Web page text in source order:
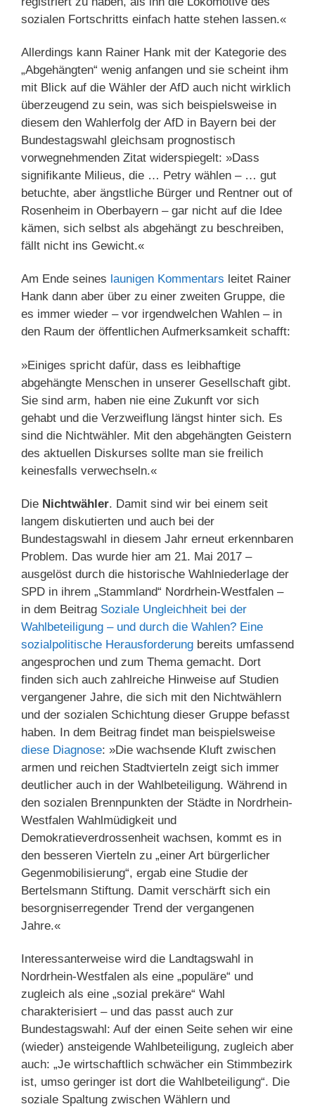
sozialen Fortschritts einfach hatte stehen lassen.«
Allerdings kann Rainer Hank mit der Kategorie des
„Abgehängten“ wenig anfangen und sie scheint ihm
mit Blick auf die Wähler der AfD auch nicht wirklich
überzeugend zu sein, was sich beispielsweise in
diesem den Wahlerfolg der AfD in Bayern bei der
Bundestagswahl gleichsam prognostisch
vorwegnehmenden Zitat widerspiegelt: »Dass
signifikante Milieus, die … Petry wählen – … gut
betuchte, aber ängstliche Bürger und Rentner out of
Rosenheim in Oberbayern – gar nicht auf die Idee
kämen, sich selbst als abgehängt zu beschreiben,
fällt nicht ins Gewicht.«
Am Ende seines launigen Kommentars leitet Rainer
Hank dann aber über zu einer zweiten Gruppe, die
es immer wieder – vor irgendwelchen Wahlen – in
den Raum der öffentlichen Aufmerksamkeit schafft:
»Einiges spricht dafür, dass es leibhaftige
abgehängte Menschen in unserer Gesellschaft gibt.
Sie sind arm, haben nie eine Zukunft vor sich
gehabt und die Verzweiflung längst hinter sich. Es
sind die Nichtwähler. Mit den abgehängten Geistern
des aktuellen Diskurses sollte man sie freilich
keinesfalls verwechseln.«
Die Nichtwähler. Damit sind wir bei einem seit
langem diskutierten und auch bei der
Bundestagswahl in diesem Jahr erneut erkennbaren
Problem. Das wurde hier am 21. Mai 2017 –
ausgelöst durch die historische Wahlniederlage der
SPD in ihrem „Stammland“ Nordrhein-Westfalen –
in dem Beitrag Soziale Ungleichheit bei der
Wahlbeteiligung – und durch die Wahlen? Eine
sozialpolitische Herausforderung bereits umfassend
angesprochen und zum Thema gemacht. Dort
finden sich auch zahlreiche Hinweise auf Studien
vergangener Jahre, die sich mit den Nichtwählern
und der sozialen Schichtung dieser Gruppe befasst
haben. In dem Beitrag findet man beispielsweise
diese Diagnose: »Die wachsende Kluft zwischen
armen und reichen Stadtvierteln zeigt sich immer
deutlicher auch in der Wahlbeteiligung. Während in
den sozialen Brennpunkten der Städte in Nordrhein-
Westfalen Wahlmüdigkeit und
Demokratieverdrossenheit wachsen, kommt es in
den besseren Vierteln zu „einer Art bürgerlicher
Gegenmobilisierung“, ergab eine Studie der
Bertelsmann Stiftung. Damit verschärft sich ein
besorgniserregender Trend der vergangenen
Jahre.«
Interessanterweise wird die Landtagswahl in
Nordrhein-Westfalen als eine „populäre“ und
zugleich als eine „sozial prekäre“ Wahl
charakterisiert – und das passt auch zur
Bundestagswahl: Auf der einen Seite sehen wir eine
(wieder) ansteigende Wahlbeteiligung, zugleich aber
auch: „Je wirtschaftlich schwächer ein Stimmbezirk
ist, umso geringer ist dort die Wahlbeteiligung“. Die
soziale Spaltung zwischen Wählern und